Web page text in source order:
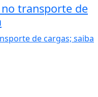
transporte de